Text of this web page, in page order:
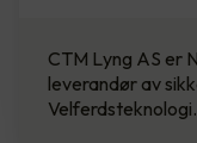
CTM Lyng AS er
leverandør av
Velferdsteknologi.